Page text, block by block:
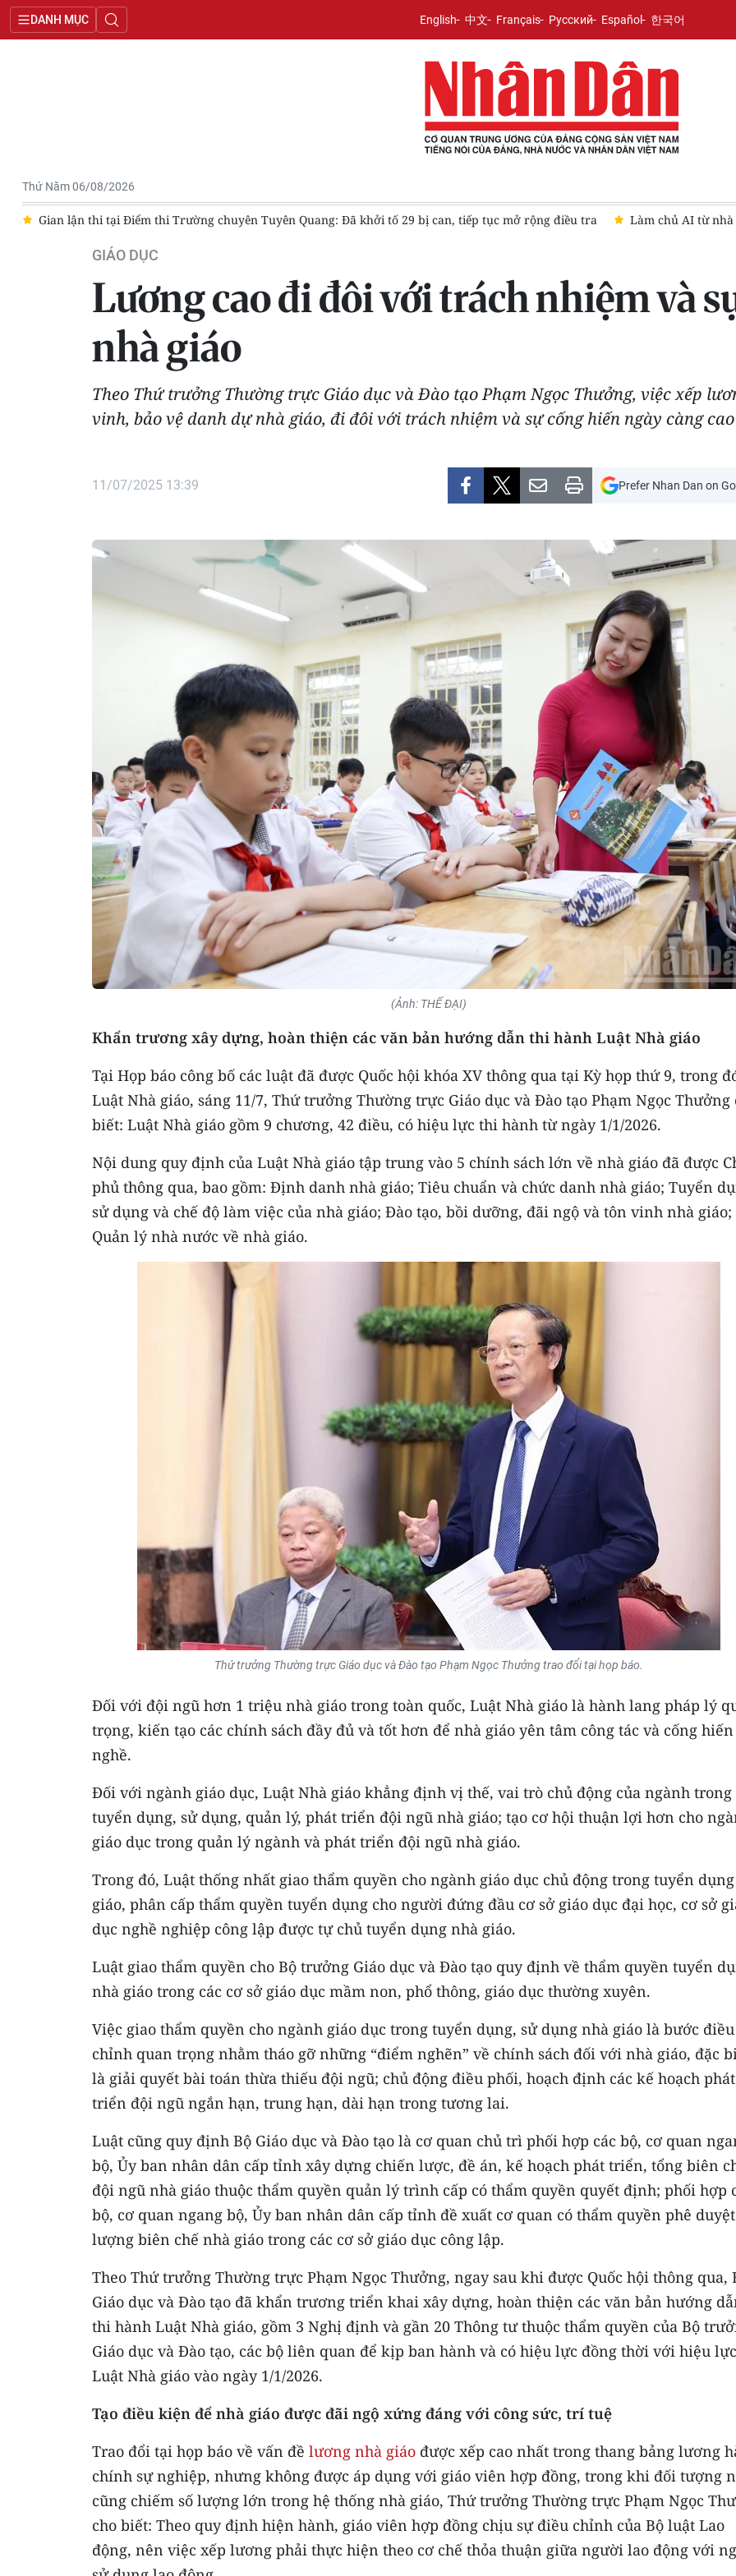
DANH MỤC English 中文 Français Русский Español 한국어
Thứ Năm 06/08/2026
thi tại Điểm thi Trường chuyên Tuyên Quang: Đã khởi tố 29 bị can, tiếp tục mở rộng điều tra Làm chủ AI từ nhà trường: Nền
GIÁO DỤC
Lương cao đi đôi với trách nhiệm và
nhà giáo
Theo Thứ trưởng Thường trực Giáo dục và Đào tạo Phạm Ngọc Thưởng, việc xếp
vinh, bảo vệ danh dự nhà giáo, đi đôi với trách nhiệm và sự cống hiến ngày càng
11/07/2025 13:39 Prefer Nhan Dan on
(Ảnh: THẾ ĐẠI)
Khẩn trương xây dựng, hoàn thiện các văn bản hướng dẫn thi hành Luật Nhà giáo
Tại Họp báo công bố các luật đã được Quốc hội khóa XV thông qua tại Kỳ họp thứ 9, trong
Luật Nhà giáo, sáng 11/7, Thứ trưởng Thường trực Giáo dục và Đào tạo Phạm Ngọc Thưởng
biết: Luật Nhà giáo gồm 9 chương, 42 điều, có hiệu lực thi hành từ ngày 1/1/2026.
Nội dung quy định của Luật Nhà giáo tập trung vào 5 chính sách lớn về nhà giáo đã được
phủ thông qua, bao gồm: Định danh nhà giáo; Tiêu chuẩn và chức danh nhà giáo; Tuyển
sử dụng và chế độ làm việc của nhà giáo; Đào tạo, bồi dưỡng, đãi ngộ và tôn vinh nhà giáo;
Quản lý nhà nước về nhà giáo.
Thứ trưởng Thường trực Giáo dục và Đào tạo Phạm Ngọc Thưởng trao đổi tại họp báo.
Đối với đội ngũ hơn 1 triệu nhà giáo trong toàn quốc, Luật Nhà giáo là hành lang pháp lý
trọng, kiến tạo các chính sách đầy đủ và tốt hơn để nhà giáo yên tâm công tác và cống
nghề.
Đối với ngành giáo dục, Luật Nhà giáo khẳng định vị thế, vai trò chủ động của ngành trong
tuyển dụng, sử dụng, quản lý, phát triển đội ngũ nhà giáo; tạo cơ hội thuận lợi hơn cho
giáo dục trong quản lý ngành và phát triển đội ngũ nhà giáo.
Trong đó, Luật thống nhất giao thẩm quyền cho ngành giáo dục chủ động trong tuyển
giáo, phân cấp thẩm quyền tuyển dụng cho người đứng đầu cơ sở giáo dục đại học, cơ sở
dục nghề nghiệp công lập được tự chủ tuyển dụng nhà giáo.
Luật giao thẩm quyền cho Bộ trưởng Giáo dục và Đào tạo quy định về thẩm quyền tuyển
nhà giáo trong các cơ sở giáo dục mầm non, phổ thông, giáo dục thường xuyên.
Việc giao thẩm quyền cho ngành giáo dục trong tuyển dụng, sử dụng nhà giáo là bước điều
chỉnh quan trọng nhằm tháo gỡ những “điểm nghẽn” về chính sách đối với nhà giáo, đặc
là giải quyết bài toán thừa thiếu đội ngũ; chủ động điều phối, hoạch định các kế hoạch phát
triển đội ngũ ngắn hạn, trung hạn, dài hạn trong tương lai.
Luật cũng quy định Bộ Giáo dục và Đào tạo là cơ quan chủ trì phối hợp các bộ, cơ quan
bộ, Ủy ban nhân dân cấp tỉnh xây dựng chiến lược, đề án, kế hoạch phát triển, tổng biên
đội ngũ nhà giáo thuộc thẩm quyền quản lý trình cấp có thẩm quyền quyết định; phối hợp
bộ, cơ quan ngang bộ, Ủy ban nhân dân cấp tỉnh đề xuất cơ quan có thẩm quyền phê
lượng biên chế nhà giáo trong các cơ sở giáo dục công lập.
Theo Thứ trưởng Thường trực Phạm Ngọc Thưởng, ngay sau khi được Quốc hội thông qua,
Giáo dục và Đào tạo đã khẩn trương triển khai xây dựng, hoàn thiện các văn bản hướng
thi hành Luật Nhà giáo, gồm 3 Nghị định và gần 20 Thông tư thuộc thẩm quyền của Bộ
Giáo dục và Đào tạo, các bộ liên quan để kịp ban hành và có hiệu lực đồng thời với hiệu
Luật Nhà giáo vào ngày 1/1/2026.
Tạo điều kiện để nhà giáo được đãi ngộ xứng đáng với công sức, trí tuệ
Trao đổi tại họp báo về vấn đề lương nhà giáo được xếp cao nhất trong thang bảng lương
chính sự nghiệp, nhưng không được áp dụng với giáo viên hợp đồng, trong khi đối tượng
cũng chiếm số lượng lớn trong hệ thống nhà giáo, Thứ trưởng Thường trực Phạm Ngọc
cho biết: Theo quy định hiện hành, giáo viên hợp đồng chịu sự điều chỉnh của Bộ luật Lao
động, nên việc xếp lương phải thực hiện theo cơ chế thỏa thuận giữa người lao động với